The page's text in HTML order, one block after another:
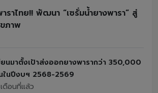
ราไทย!! พัฒนา “เซรั่มน้ำยางพารา” สู่
ภาพ
ยนมาตั้งเป้าส่งออกยางพารากว่า 350,000
ในปีงบฯ 2568-2569
ดือนที่แล้ว